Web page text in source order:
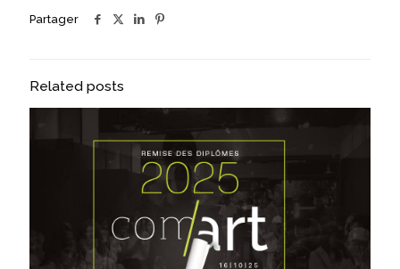
Partager
Related posts